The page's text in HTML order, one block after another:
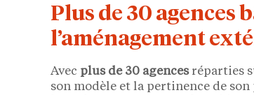
Plus de 30 agences
l’aménagement
Avec plus de 30 agencesréparties
son modèle et la pertinence de